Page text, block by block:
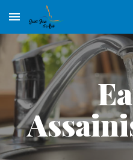
Skip to main content